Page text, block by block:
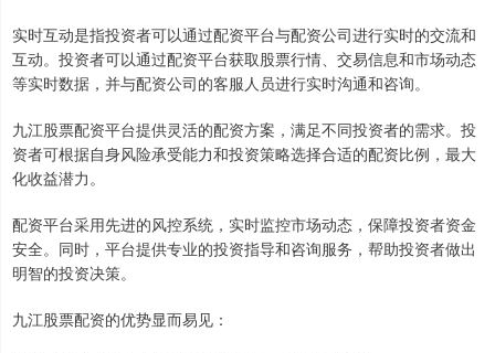
实时互动是指投资者可以通过配资平台与配资公司进行实时的交流和
互动。投资者可以通过配资平台获取股票行情、交易信息和市场动态
等实时数据，并与配资公司的客服人员进行实时沟通和咨询。
九江股票配资平台提供灵活的配资方案，满足不同投资者的需求。投
资者可根据自身风险承受能力和投资策略选择合适的配资比例，最大
化收益潜力。
配资平台采用先进的风控系统，实时监控市场动态，保障投资者资金
安全。同时，平台提供专业的投资指导和咨询服务，帮助投资者做出
明智的投资决策。
九江股票配资的优势显而易见：